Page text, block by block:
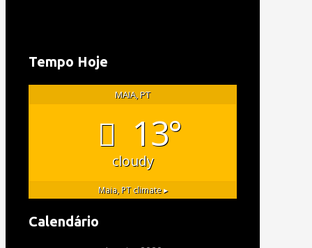
Tempo Hoje
MAIA, PT
13°
cloudy
Maia, PTclimate ▸
Calendário